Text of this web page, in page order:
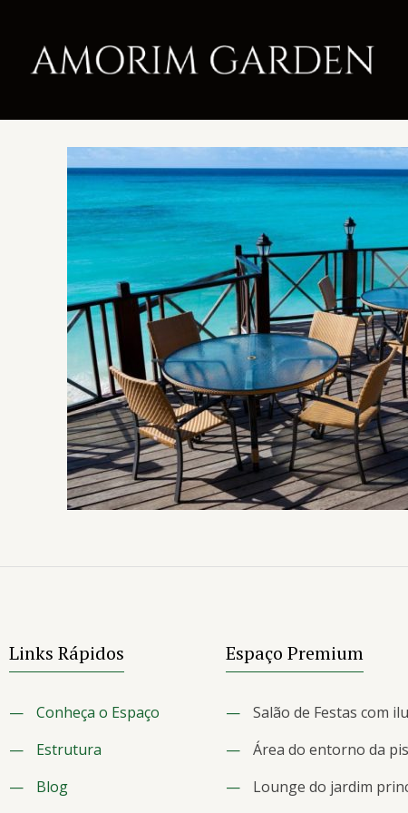
Links Rápidos
—
Conheça o Espaço
—
Estrutura
—
Blog
Espaço Premium
—
Salão de Festas com
—
Área do entorno da
—
Lounge do jardim